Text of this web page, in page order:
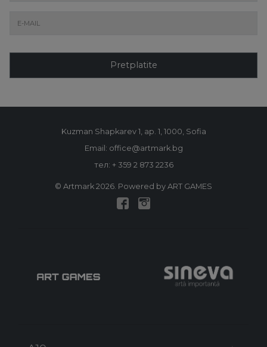
Pretplatite
Kuzman Shapkarev 1, ap. 1, 1000, Sofia
Email: office@artmark.bg
тел: + 359 2 873 2236
© Artmark 2026. Powered by ART GAMES